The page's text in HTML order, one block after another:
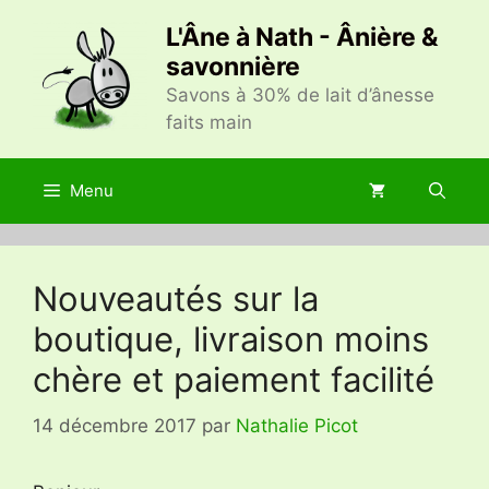
contenu
L'Âne à Nath - Ânière &
savonnière
Savons à 30% de lait d’ânesse
faits main
Menu
Nouveautés sur la
boutique, livraison moins
chère et paiement facilité
14 décembre 2017 par Nathalie Picot